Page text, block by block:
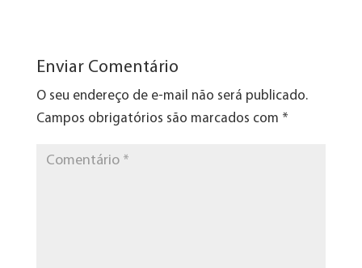
Enviar Comentário
O seu endereço de e-mail não será publicado.
Campos obrigatórios são marcados com *